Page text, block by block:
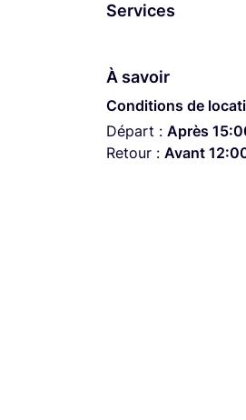
Services
À savoir
Conditions de
Départ : Après
Retour : Avant